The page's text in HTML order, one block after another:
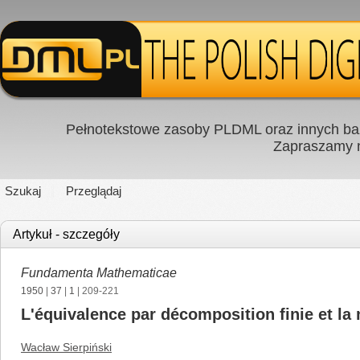
Pełnotekstowe zasoby PLDML oraz innych
Zapraszamy
Szukaj Przeglądaj
Artykuł - szczegóły
Fundamenta Mathematicae
1950 37 1 | 209-221
L'équivalence par décomposition finie et la
Wacław Sierpiński